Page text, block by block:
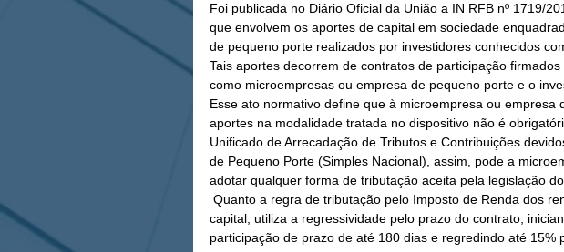
Foi publicada no Diário Oficial da União a IN RFB nº 1719/
que envolvem os aportes de capital em sociedade
de pequeno porte realizados por investidores conhecidos
Tais aportes decorrem de contratos de participação
como microempresas ou empresa de pequeno porte e o
Esse ato normativo define que à microempresa ou empresa
aportes na modalidade tratada no dispositivo não é
Unificado de Arrecadação de Tributos e Contribuições
de Pequeno Porte (Simples Nacional), assim, pode a
adotar qualquer forma de tributação aceita pela legislação
capital, utiliza a regressividade pelo prazo do contrato,
participação de prazo de até 180 dias e regredindo até 15%